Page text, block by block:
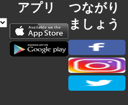
アプリ
つながり
ましょう